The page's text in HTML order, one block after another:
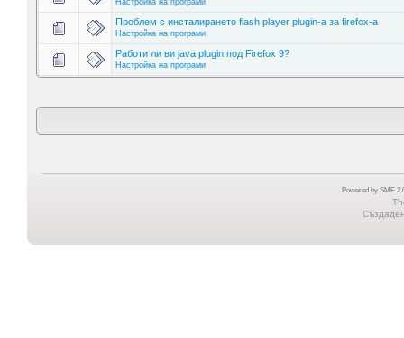
Проблем с инсталирането flash player plugin-a за firefox-a
Настройка на програми
Работи ли ви java plugin под Firefox 9?
Настройка на програми
Powered by SMF